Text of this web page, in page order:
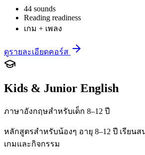
44 sounds
Reading readiness
เกม + เพลง
ดูรายละเอียดคอร์ส
Kids & Junior English
ภาษาอังกฤษสำหรับเด็ก 8–12 ปี
หลักสูตรสำหรับน้องๆ อายุ 8–12 ปี เรียน
เกมและกิจกรรม